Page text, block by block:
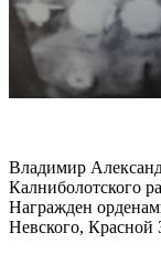
Владимир
Калниболотского
Награжден
Невского, Красной